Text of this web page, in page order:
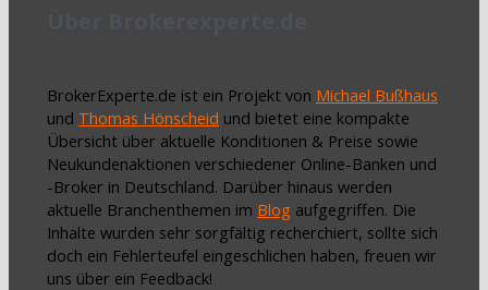
BrokerExperte.de ist ein Projekt von Michael Bußhaus
und Thomas Hönscheid und bietet eine kompakte
Übersicht über aktuelle Konditionen & Preise sowie
Neukundenaktionen verschiedener Online-Banken und
-Broker in Deutschland. Darüber hinaus werden
aktuelle Branchenthemen im Blog aufgegriffen. Die
Inhalte wurden sehr sorgfältig recherchiert, sollte sich
doch ein Fehlerteufel eingeschlichen haben, freuen wir
uns über ein Feedback!